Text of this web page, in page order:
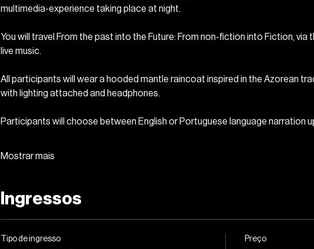
multimedia-experience taking place at night.
You will travel From the past into the Future: From non-fiction into Fiction, via
live music.
All participants will wear a hooded mantle raincoat inspired in the Azorean
with lighting attached and headphones.
Participants will choose between English or Portuguese language narration
Mostrar mais
Ingressos
Tipo de ingresso Preço